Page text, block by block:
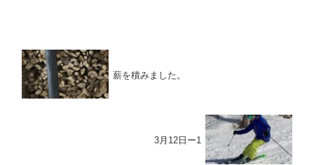
薪を積みました。
3月12日ー1